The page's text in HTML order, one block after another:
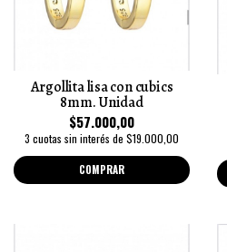
Argollita lisa con cubics
8mm. Unidad
$57.000,00
3 cuotas sin interés de $19.000,00
COMPRAR